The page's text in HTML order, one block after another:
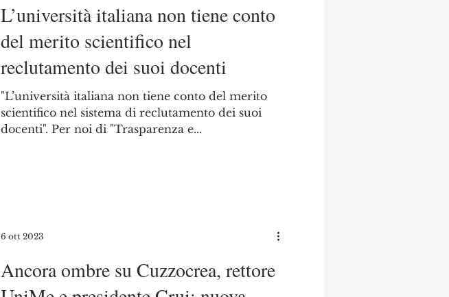
L’università italiana non tiene conto
del merito scientifico nel
reclutamento dei suoi docenti
"L’università italiana non tiene conto del merito
scientifico nel sistema di reclutamento dei suoi
docenti". Per noi di "Trasparenza e...
Ancora ombre su Cuzzocrea, rettore
6 ott 2023